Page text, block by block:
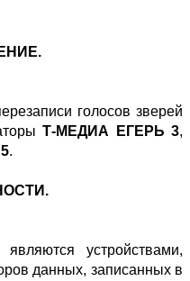
голосов зверей
Т-МЕДИА ЕГЕРЬ 3,
.
устройствами,
данных, записанных в